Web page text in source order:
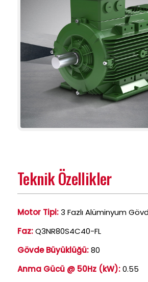
Teknik Özellikler
Motor Tipi:3 Fazlı Alüminyum
Faz:Q3NR80S4C40-FL
Gövde Büyüklüğü:80
Anma Gücü @ 50Hz (kW):0.55